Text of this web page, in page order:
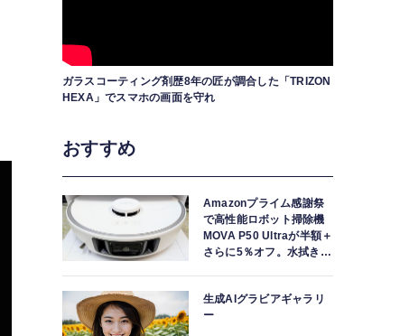
ガラスコーティング剤歴8年の匠が調合した「TRIZON
HEXA」でスマホの画面を守れ
おすすめ
Amazonプライム感謝祭
で高性能ロボット掃除機
MOVA P50 Ultraが半額＋
さらに5％オフ。水拭きモ
生成AIグラビアギャラリ
ー